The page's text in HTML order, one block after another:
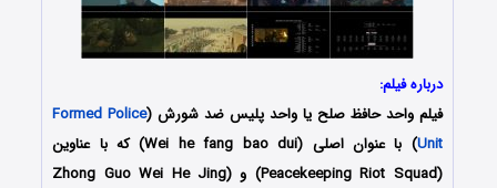
درباره فیلم:
فیلم واحد حافظ صلح یا واحد پلیس ضد شورش (Formed Police
Unit
) با عنوان اصلی (Wei he fang bao dui) که با عناوین
(Peacekeeping Riot Squad) و (Zhong Guo Wei He Jing